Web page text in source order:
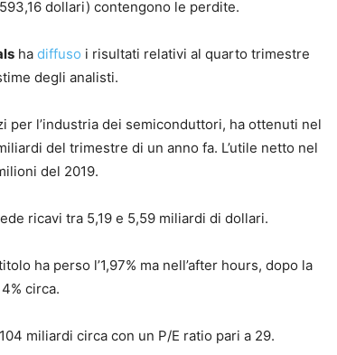
dollari) contengono le perdite.
ha diffuso i risultati relativi al quarto trimestre
degli analisti.
per l’industria dei semiconduttori, ha ottenuti nel
del trimestre di un anno fa. L’utile netto nel
del 2019.
ricavi tra 5,19 e 5,59 miliardi di dollari.
ha perso l’1,97% ma nell’after hours, dopo la
circa.
miliardi circa con un P/E ratio pari a 29.